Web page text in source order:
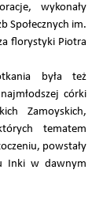
wykonały
Społecznych im.
florystyki Piotra
była też
córki
Zamoyskich,
tematem
powstały
Inki w dawnym